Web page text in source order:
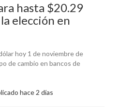
hasta $20.29
elección en
hoy 1 de noviembre de
de cambio en bancos de
hace 2 días